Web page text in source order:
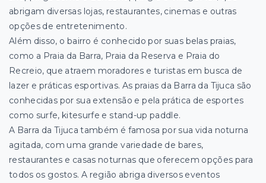
abrigam diversas lojas, restaurantes, cinemas e outras
opções de entretenimento.
Além disso, o bairro é conhecido por suas belas praias,
como a Praia da Barra, Praia da Reserva e Praia do
Recreio, que atraem moradores e turistas em busca de
lazer e práticas esportivas. As praias da Barra da Tijuca são
conhecidas por sua extensão e pela prática de esportes
como surfe, kitesurfe e stand-up paddle.
A Barra da Tijuca também é famosa por sua vida noturna
agitada, com uma grande variedade de bares,
restaurantes e casas noturnas que oferecem opções para
todos os gostos. A região abriga diversos eventos